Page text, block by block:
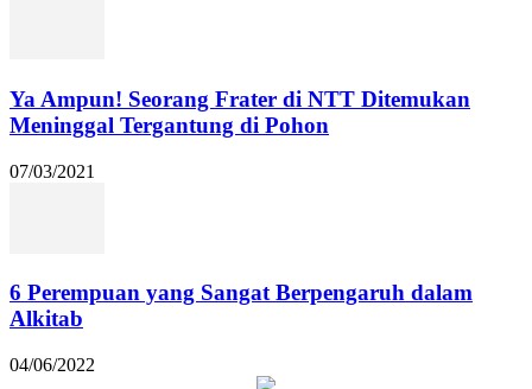
Ya Ampun! Seorang Frater di NTT Ditemukan
Meninggal Tergantung di Pohon
07/03/2021
6 Perempuan yang Sangat Berpengaruh dalam
Alkitab
04/06/2022